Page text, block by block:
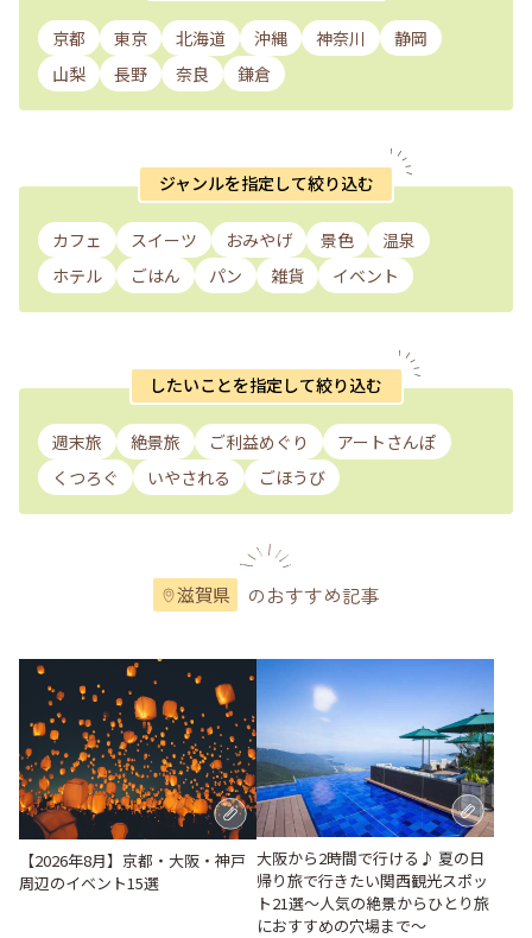
きん
京都 東京 北海道 沖縄 神奈川
静岡
山梨
長野 奈良 鎌倉
ジャンルを指定して絞り込む
カフェ スイーツ おみやげ 景色
温泉
ホテル
ごはん パン 雑貨 イベント
したいことを指定して絞り込む
週末旅 絶景旅 ご利益めぐり
アートさんぽ
くつろぐ
いやされる ごほうび
滋賀県 のおすすめ記事
【2026年8月】京都・大阪・神戸
周辺のイベント15選
大阪から2時間で行ける♪ 夏の日
帰り旅で行きたい関西観光スポッ
ト21選～人気の絶景からひとり旅
におすすめの穴場まで～